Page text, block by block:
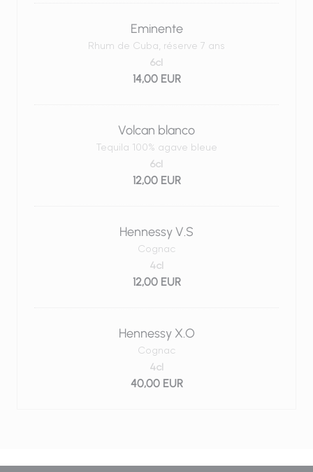
Eminente
Rhum de Cuba, réserve 7 ans
14,00 EUR
6cl
Volcan blanco
Tequila 100% agave bleue
12,00 EUR
6cl
Hennessy V.S
Cognac
12,00 EUR
4cl
Hennessy X.O
Cognac
40,00 EUR
4cl